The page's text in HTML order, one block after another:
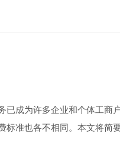
已成为许多企业和个体工商
标准也各不相同。本文将简